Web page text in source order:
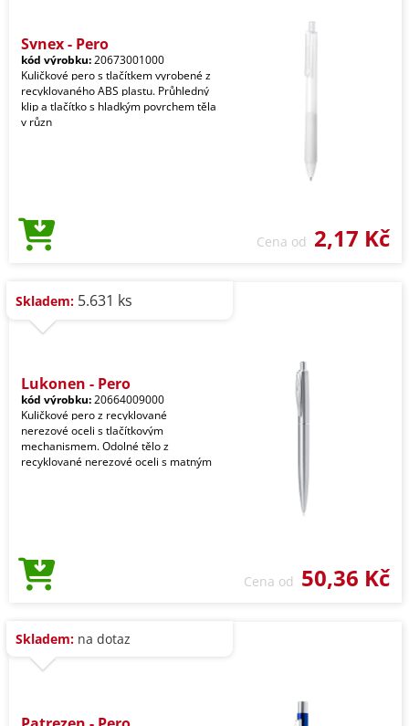
Synex - Pero
kód výrobku:20673001000
Kuličkové pero s tlačítkem vyrobené z
recyklovaného ABS plastu. Průhledný
klip a tlačítko s hladkým povrchem těla
v různ
Cena od 2,17 Kč
Skladem: 5.631 ks
Lukonen - Pero
kód výrobku:20664009000
Kuličkové pero z recyklované
nerezové oceli s tlačítkovým
mechanismem. Odolné tělo z
recyklované nerezové oceli s matným
Cena od 50,36 Kč
Skladem: na dotaz